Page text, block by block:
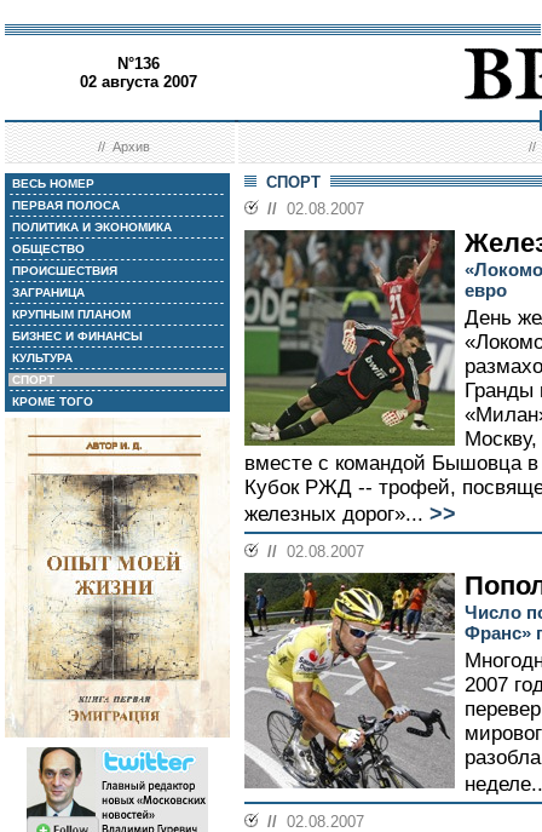
N°136
02 августа 2007
//Архив //
ВЕСЬ НОМЕР
ПЕРВАЯ ПОЛОСА
ПОЛИТИКА И ЭКОНОМИКА
ОБЩЕСТВО
ПРОИСШЕСТВИЯ
ЗАГРАНИЦА
КРУПНЫМ ПЛАНОМ
БИЗНЕС И ФИНАНСЫ
КУЛЬТУРА
СПОРТ
КРОМЕ ТОГО
СПОРТ
// 02.08.2007
евро
День
Гранды
вместе с командой Бышовца в
Кубок РЖД -- трофей,
железных дорог»... >>
// 02.08.2007
Число
Франс»
2007
// 02.08.2007